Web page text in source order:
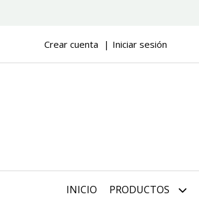
Crear cuenta Iniciar sesión
INICIO PRODUCTOS